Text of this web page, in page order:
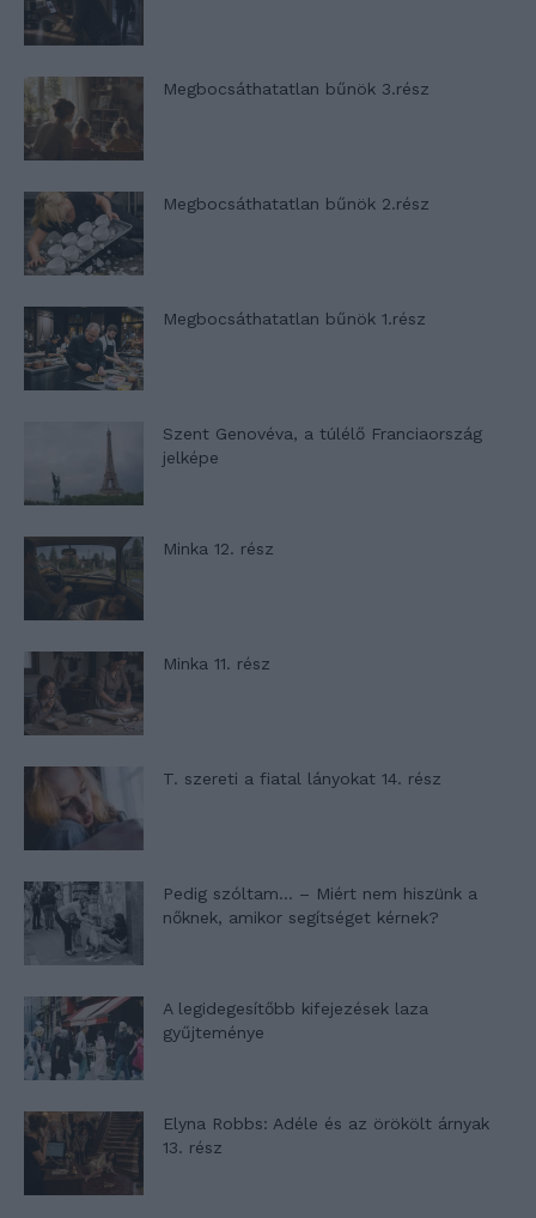
Megbocsáthatatlan bűnök 3.rész
Megbocsáthatatlan bűnök 2.rész
Megbocsáthatatlan bűnök 1.rész
Szent Genovéva, a túlélő Franciaország
jelképe
Minka 12. rész
Minka 11. rész
T. szereti a fiatal lányokat 14. rész
Pedig szóltam… – Miért nem hiszünk a
nőknek, amikor segítséget kérnek?
A legidegesítőbb kifejezések laza
gyűjteménye
Elyna Robbs: Adéle és az örökölt árnyak
13. rész